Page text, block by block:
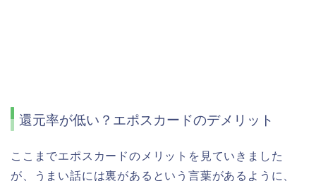
還元率が低い？エポスカードのデメリット
ここまでエポスカードのメリットを見ていきました
が、うまい話には裏があるという言葉があるように、